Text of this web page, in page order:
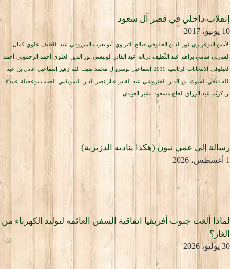
إنقلاب داخلي في قصر آل سعود
10 يونيو، 2017
الأمين البوعزيزي نور الدين الغيلوفي صالح التيزاوي أبو يعرب المرزوقي عبد اللطيف علوي كمال
الشارني سامي براهم عبد اللّطيف درباله عبد القادر الونيسي نور الدين العلوي أحمد الرحموني أحمد
الغيلوفي الانتخابات الرئاسية 2019 إسماعيل بوسروال محمد ضيف الله زهير إسماعيل عادل بن عبد
الله فتحي الشوك نور الدين الختروشي عبد القادر عبار نصر الدين السويلمي الحبيب بوعجيلة عايدة
بن كريّم عبد الرزاق الحاج مسعود بشير العبيدي
رسالة إلى عمي تبون (هكذا يناديه الدزيرية)
1 أغسطس، 2026
لماذا ألغت جنوب أفريقيا اتفاقية السفن العائمة لتوليد الكهرباء من
الغاز؟
30 يوليو، 2026